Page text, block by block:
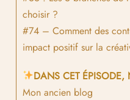
choisir ?
#74 – Comment des
impact positif sur la
DANS CET ÉPISODE,
Mon ancien blog